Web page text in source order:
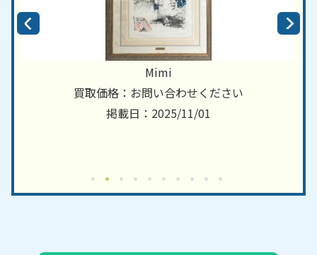
Mimi
買取価格：お問い合わせください
掲載日：2025/11/01